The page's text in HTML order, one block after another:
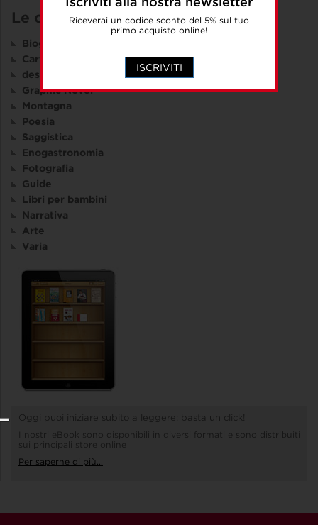
Riceverai un codice sconto del 5% sul tuo
primo acquisto online!
ISCRIVITI
Le collane
Biografie
Cartografia
design e comunicazione visiva
Graphic Novel
Montagna
Poesia
Saggistica
Enogastronomia
Fotografia
Guide
Libri per bambini
Narrativa
Arte
Varia
Oggi puoi iniziare subito a leggere: basta un click!
I nostri eBook sono disponibili in diversi formati e sono distribuiti
sui principali store online
Per saperne di più...